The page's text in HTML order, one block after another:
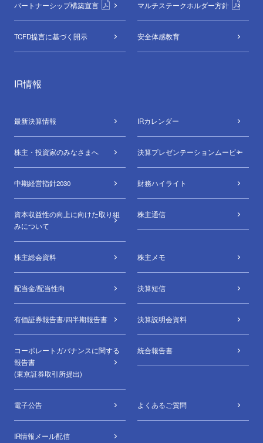
パートナーシップ構築宣言 マルチステークホルダー方針
TCFD提言に基づく開示 安全体感教育
IR情報
最新決算情報 IRカレンダー
株主・投資家のみなさまへ 決算プレゼンテーションムービー
中期経営指針2030 財務ハイライト
資本収益性の向上に向けた取り組
みについて
株主通信
株主総会資料 株主メモ
配当金/配当性向 決算短信
有価証券報告書/四半期報告書 決算説明会資料
コーポレートガバナンスに関する
報告書
(東京証券取引所提出)
統合報告書
電子公告 よくあるご質問
IR情報メール配信